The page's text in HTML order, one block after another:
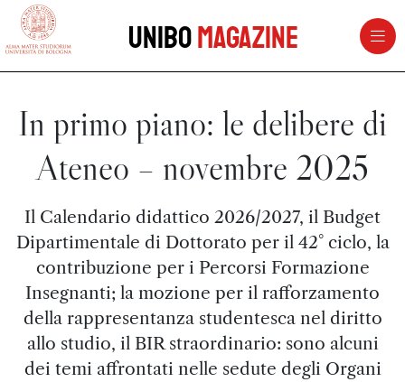
vai al contenuto della pagina
UniboMagazine
In primo piano: le delibere di
Ateneo – novembre 2025
Il Calendario didattico 2026/2027, il Budget
Dipartimentale di Dottorato per il 42° ciclo, la
contribuzione per i Percorsi Formazione
Insegnanti; la mozione per il rafforzamento
della rappresentanza studentesca nel diritto
allo studio, il BIR straordinario: sono alcuni
dei temi affrontati nelle sedute degli Organi